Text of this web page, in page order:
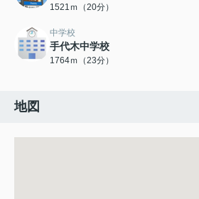
1521ｍ（20分）
中学校
手代木中学校
1764ｍ（23分）
地図